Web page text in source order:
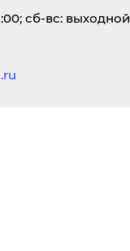
сб-вс: выходной